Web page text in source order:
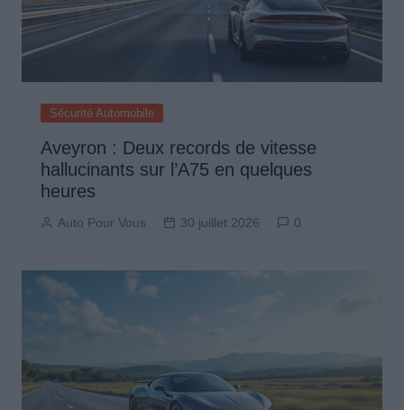
Sécurité Automobile
Aveyron : Deux records de vitesse
hallucinants sur l’A75 en quelques
heures
Auto Pour Vous 30 juillet 2026 0